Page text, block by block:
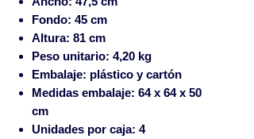
Fondo: 45 cm
Altura: 81 cm
Peso unitario: 4,20 kg
Embalaje: plástico y cartón
Medidas embalaje: 64 x 64 x 50
cm
Unidades por caja: 4